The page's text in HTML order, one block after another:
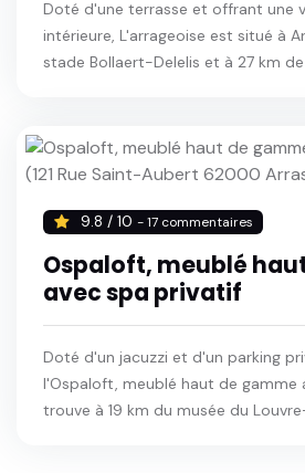
Doté d'une terrasse et offrant une
intérieure, L'arrageoise est situé à
stade Bollaert-Delelis et à 27 km de
9.8 / 10 - 17 commentaires
Ospaloft, meublé
avec spa privatif
Doté d'un jacuzzi et d'un parking
l'Ospaloft, meublé haut de gamme
trouve à 19 km du musée du